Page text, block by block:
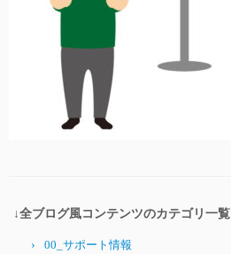
↓全ブログ風コンテンツのカテゴリ一覧
00_サポート情報